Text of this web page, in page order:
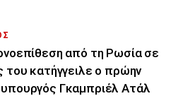
από τη Ρωσία σε
του κατήγγειλε ο πρώην
Γκαμπριέλ Ατάλ